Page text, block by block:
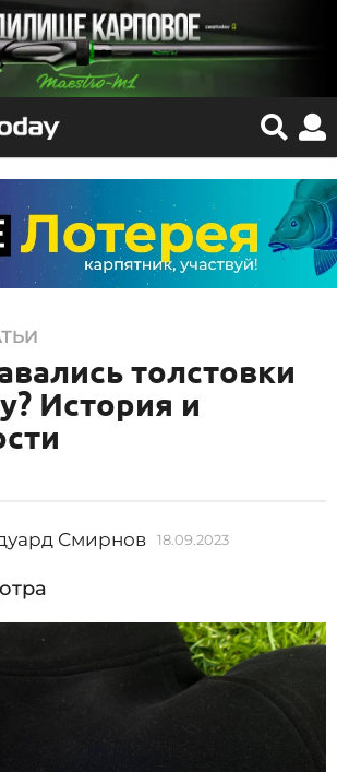
толстовки
История и
Смирнов 18.09.2023
9
.
2